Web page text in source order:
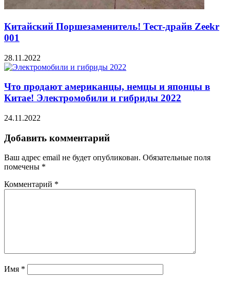
Китайский Поршезаменитель! Тест-драйв Zeekr
001
28.11.2022
Что продают американцы, немцы и японцы в
Китае! Электромобили и гибриды 2022
24.11.2022
Добавить комментарий
Ваш адрес email не будет опубликован. Обязательные поля
помечены *
Комментарий *
Имя *